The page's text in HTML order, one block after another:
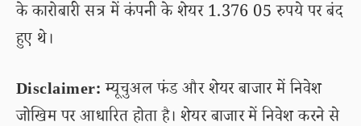
के कारोबारी सत्र में कंपनी के शेयर 1.376 05 रुपये पर बंद
हुए थे।
Disclaimer:म्यूचुअल फंड और शेयर बाजार में निवेश
जोखिम पर आधारित होता है। शेयर बाजार में निवेश करने से